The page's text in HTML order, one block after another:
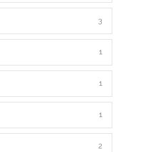
3
1
1
1
2